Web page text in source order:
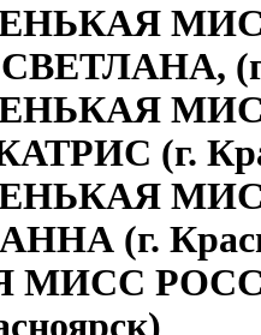
(г.
(г.